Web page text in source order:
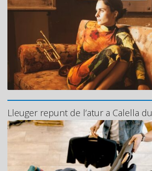
Lleuger repunt de l’atur a Calella